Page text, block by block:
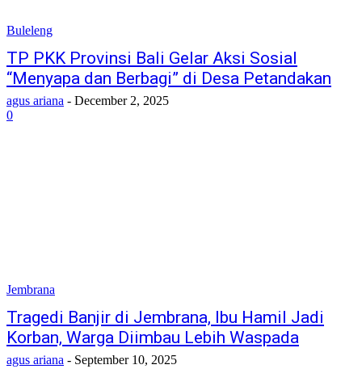
Buleleng
TP PKK Provinsi Bali Gelar Aksi Sosial
“Menyapa dan Berbagi” di Desa Petandakan
agus ariana - December 2, 2025
0
Jembrana
Tragedi Banjir di Jembrana, Ibu Hamil Jadi
Korban, Warga Diimbau Lebih Waspada
agus ariana - September 10, 2025